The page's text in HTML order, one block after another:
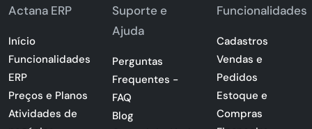
Actana ERP
Início
Funcionalidades
ERP
Preços e Planos
Atividades de
Suporte e
Ajuda
Perguntas
Frequentes -
FAQ
Blog
Funcionalidades
Cadastros
Vendas e
Pedidos
Estoque e
Compras